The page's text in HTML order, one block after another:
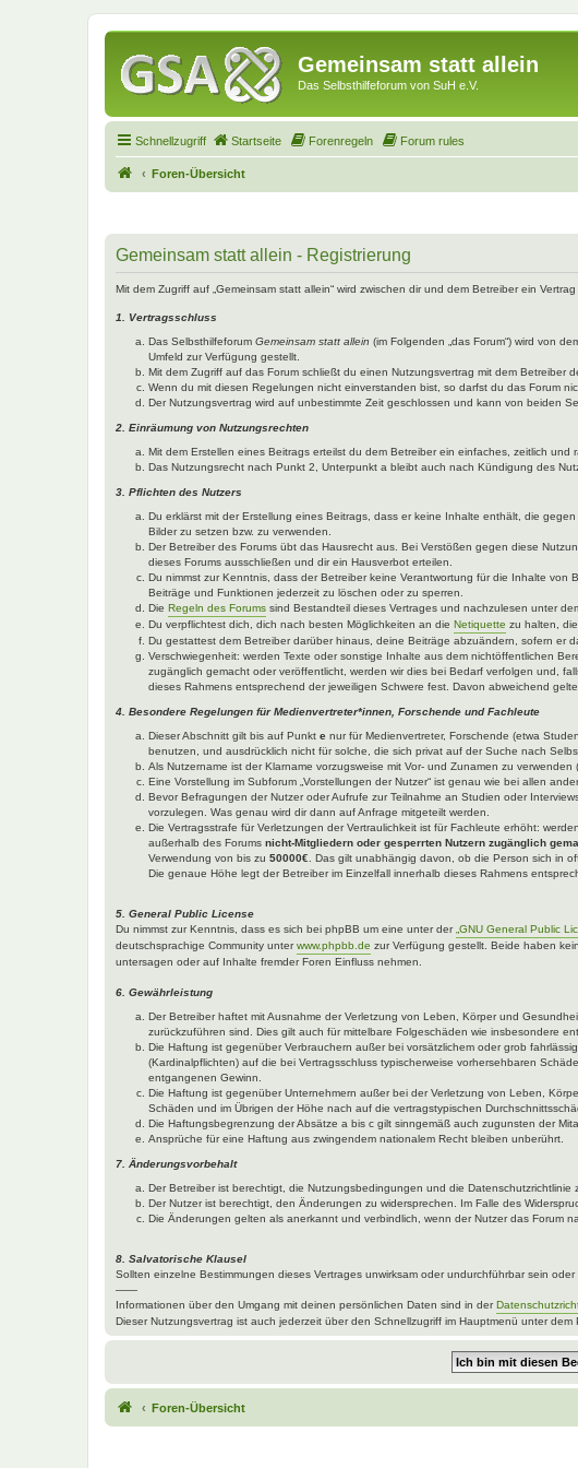
Gemeinsam statt allein
Das Selbsthilfeforum von SuH e.V.
Schnellzugriff Startseite Forenregeln Forum rules
Foren-Übersicht
Gemeinsam statt allein - Registrierung
Mit dem Zugriff auf „Gemeinsam statt allein“ wird zwischen dir und dem Betreiber ein
1. Vertragsschluss
Das Selbsthilfeforum Gemeinsam statt allein (im Folgenden „das Forum“) wird von
Umfeld zur Verfügung gestellt.
Mit dem Zugriff auf das Forum schließt du einen Nutzungsvertrag mit dem
Wenn du mit diesen Regelungen nicht einverstanden bist, so darfst du das Forum
Der Nutzungsvertrag wird auf unbestimmte Zeit geschlossen und kann von beiden
2. Einräumung von Nutzungsrechten
Mit dem Erstellen eines Beitrags erteilst du dem Betreiber ein einfaches, zeitlich
Das Nutzungsrecht nach Punkt 2, Unterpunkt a bleibt auch nach Kündigung des
3. Pflichten des Nutzers
Du erklärst mit der Erstellung eines Beitrags, dass er keine Inhalte enthält, die
Bilder zu setzen bzw. zu verwenden.
Der Betreiber des Forums übt das Hausrecht aus. Bei Verstößen gegen diese
dieses Forums ausschließen und dir ein Hausverbot erteilen.
Du nimmst zur Kenntnis, dass der Betreiber keine Verantwortung für die Inhalte
Beiträge und Funktionen jederzeit zu löschen oder zu sperren.
Die Regeln des Forums sind Bestandteil dieses Vertrages und nachzulesen unter
Du verpflichtest dich, dich nach besten Möglichkeiten an die Netiquette zu halten,
Du gestattest dem Betreiber darüber hinaus, deine Beiträge abzuändern, sofern er
Verschwiegenheit: werden Texte oder sonstige Inhalte aus dem nichtöffentlichen
zugänglich gemacht oder veröffentlicht, werden wir dies bei Bedarf verfolgen und,
dieses Rahmens entsprechend der jeweiligen Schwere fest. Davon abweichend
4. Besondere Regelungen für Medienvertreter*innen, Forschende und Fachleute
Dieser Abschnitt gilt bis auf Punkt e nur für Medienvertreter, Forschende (etwa
benutzen, und ausdrücklich nicht für solche, die sich privat auf der Suche nach
Als Nutzername ist der Klarname vorzugsweise mit Vor- und Zunamen zu
Eine Vorstellung im Subforum „Vorstellungen der Nutzer“ ist genau wie bei allen
Bevor Befragungen der Nutzer oder Aufrufe zur Teilnahme an Studien oder
vorzulegen. Was genau wird dir dann auf Anfrage mitgeteilt werden.
Die Vertragsstrafe für Verletzungen der Vertraulichkeit ist für Fachleute erhöht:
außerhalb des Forums nicht-Mitgliedern oder gesperrten Nutzern zugänglich
Verwendung von bis zu 50000€ . Das gilt unabhängig davon, ob die Person sich in
Die genaue Höhe legt der Betreiber im Einzelfall innerhalb dieses Rahmens
5. General Public License
Du nimmst zur Kenntnis, dass es sich bei phpBB um eine unter der „GNU General Public
deutschsprachige Community unterwww.phpbb.de zur Verfügung gestellt. Beide haben
untersagen oder auf Inhalte fremder Foren Einfluss nehmen.
6. Gewährleistung
Der Betreiber haftet mit Ausnahme der Verletzung von Leben, Körper und
zurückzuführen sind. Dies gilt auch für mittelbare Folgeschäden wie insbesondere
Die Haftung ist gegenüber Verbrauchern außer bei vorsätzlichem oder grob
(Kardinalpflichten) auf die bei Vertragsschluss typischerweise vorhersehbaren
entgangenen Gewinn.
Die Haftung ist gegenüber Unternehmern außer bei der Verletzung von Leben,
Schäden und im Übrigen der Höhe nach auf die vertragstypischen
Die Haftungsbegrenzung der Absätze a bis c gilt sinngemäß auch zugunsten der
Ansprüche für eine Haftung aus zwingendem nationalem Recht bleiben unberührt.
7. Änderungsvorbehalt
Der Betreiber ist berechtigt, die Nutzungsbedingungen und die
Der Nutzer ist berechtigt, den Änderungen zu widersprechen. Im Falle des
Die Änderungen gelten als anerkannt und verbindlich, wenn der Nutzer das Forum
8. Salvatorische Klausel
Sollten einzelne Bestimmungen dieses Vertrages unwirksam oder undurchführbar sein
——
Informationen über den Umgang mit deinen persönlichen Daten sind in der
Dieser Nutzungsvertrag ist auch jederzeit über den Schnellzugriff im Hauptmenü unter dem
Foren-Übersicht